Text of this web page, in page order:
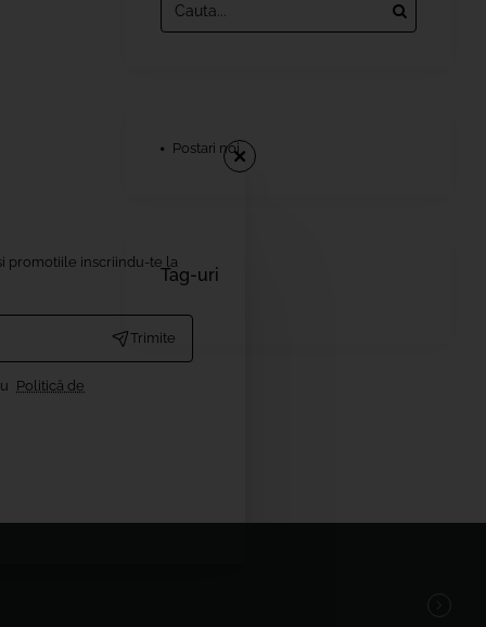
promotiile inscriindu-te la
Trimite
Politică de
Postari noi
Tag-uri